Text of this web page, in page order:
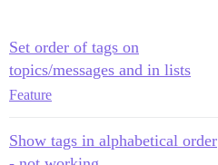
Set order of tags on
topics/messages and in lists
Feature
Show tags in alphabetical order